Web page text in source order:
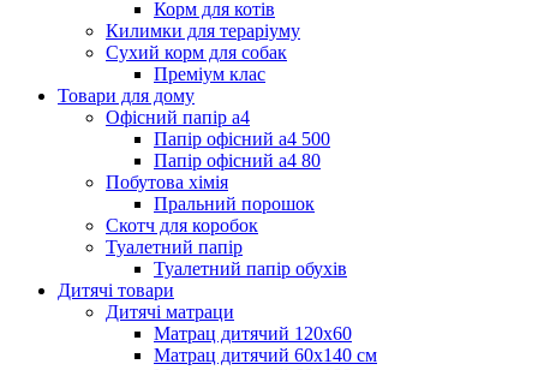
Корм для котів
Килимки для тераріуму
Сухий корм для собак
Преміум клас
Товари для дому
Офісний папір а4
Папір офісний а4 500
Папір офісний а4 80
Побутова хімія
Пральний порошок
Скотч для коробок
Туалетний папір
Туалетний папір обухів
Дитячі товари
Дитячі матраци
Матрац дитячий 120х60
Матрац дитячий 60х140 см